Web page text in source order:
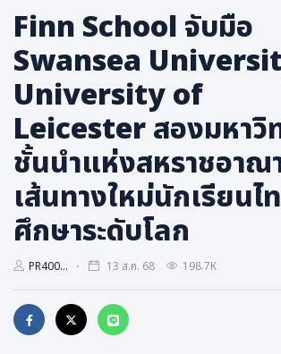
เศรษฐกิจ, การเงิน
พลังงาน, สิ่งแวดล้อม
ยานยนต์
ขนส่ง
การงาน, อาชีพ
กิจกรรม
อบรมสัมมนา
ภาษาจีน
ภาษาญี่ปุ่น
Finn School จับมือ
Swansea
University of
Leicester สองมหาวิ
ชั้นนำแห่งสหราชอาณ
เส้นทางใหม่นักเรียนไ
ศึกษาระดับโลก
PR400... 13 ส.ค. 68 198.7K